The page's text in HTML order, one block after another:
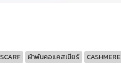
SCARF ผ้าพันคอแคสเมียร์